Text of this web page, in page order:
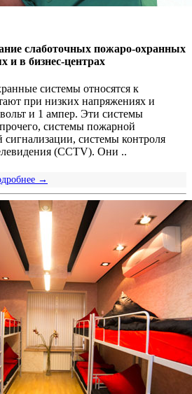
слаботочных пожаро-охранных
и в бизнес-центрах
системы относятся к
при низких напряжениях и
и 1 ампер. Эти системы
системы пожарной
сигнализации, системы контроля
(CCTV). Они ..
→